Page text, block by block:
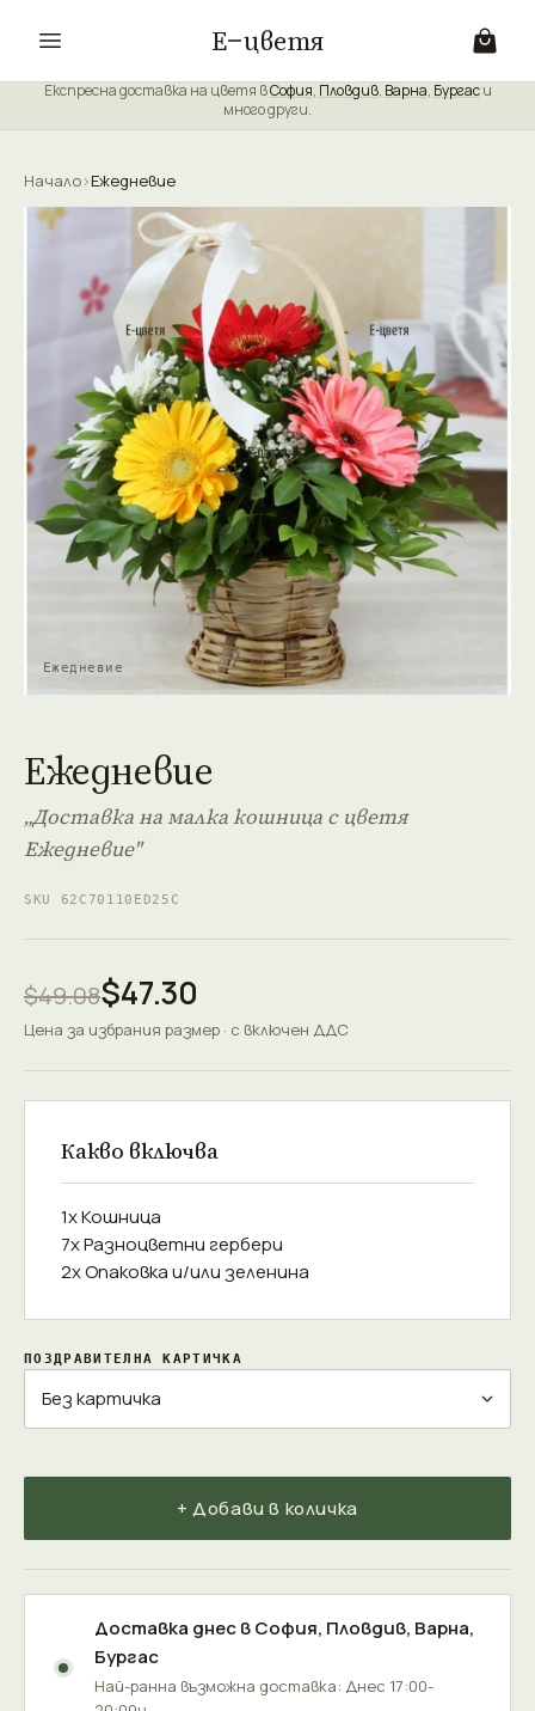
Е цветя
Експресна доставка на цветя вСофия, Пловдив, Варна, Бургаси
много други.
Начало›Ежедневие
Ежедневие
Ежедневие
„Доставка на малка кошница с цветя
Ежедневие"
SKU 62C70110ED25C
$49.08$47.30
Цена за избрания размер · с включен ДДС
Какво включва
1x Кошница
7x Разноцветни гербери
2x Опаковка и/или зеленина
ПОЗДРАВИТЕЛНА КАРТИЧКА
+ Добави в количка
Доставка днес вСофия, Пловдив, Варна,
Бургас
Най-ранна възможна доставка: Днес 17:00-